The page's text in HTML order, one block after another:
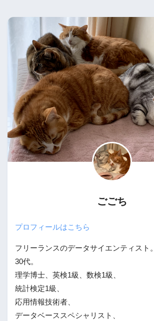
ごごち
プロフィールはこちら
フリーランスのデータサイエンティスト。
30代。
理学博士、英検1級、数検1級、
統計検定1級、
応用情報技術者、
データベーススペシャリスト、